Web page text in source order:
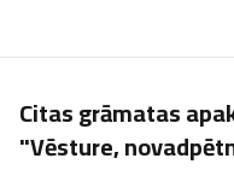
Citas grāmatas
"Vēsture,